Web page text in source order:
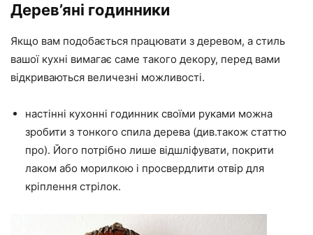
Дерев’яні годинники
Якщо вам подобається працювати з деревом, а стиль
вашої кухні вимагає саме такого декору, перед вами
відкриваються величезні можливості.
настінні кухонні годинник своїми руками можна
зробити з тонкого спила дерева (див.також статтю
про). Його потрібно лише відшліфувати, покрити
лаком або морилкою і просвердлити отвір для
кріплення стрілок.